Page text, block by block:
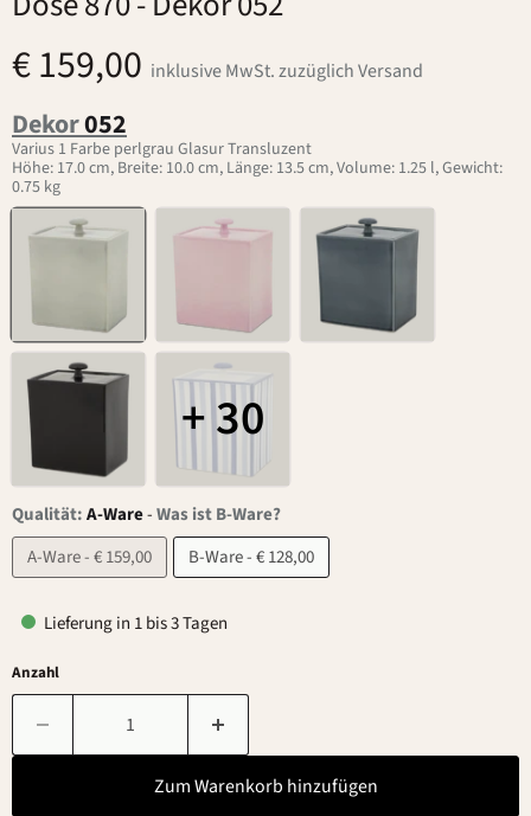
€ 159,00 inklusive MwSt. zuzüglich Versand
Dekor052
Varius 1 Farbe perlgrau Glasur Transluzent
Höhe: 17.0 cm, Breite: 10.0 cm, Länge: 13.5 cm, Volume: 1.25 l, Gewicht:
0.75 kg
+ 30
Qualität:A-Ware-Was ist B-Ware?
A-Ware - € 159,00
B-Ware - € 128,00
Lieferung in 1 bis 3 Tagen
Anzahl
Zum Warenkorb hinzufügen